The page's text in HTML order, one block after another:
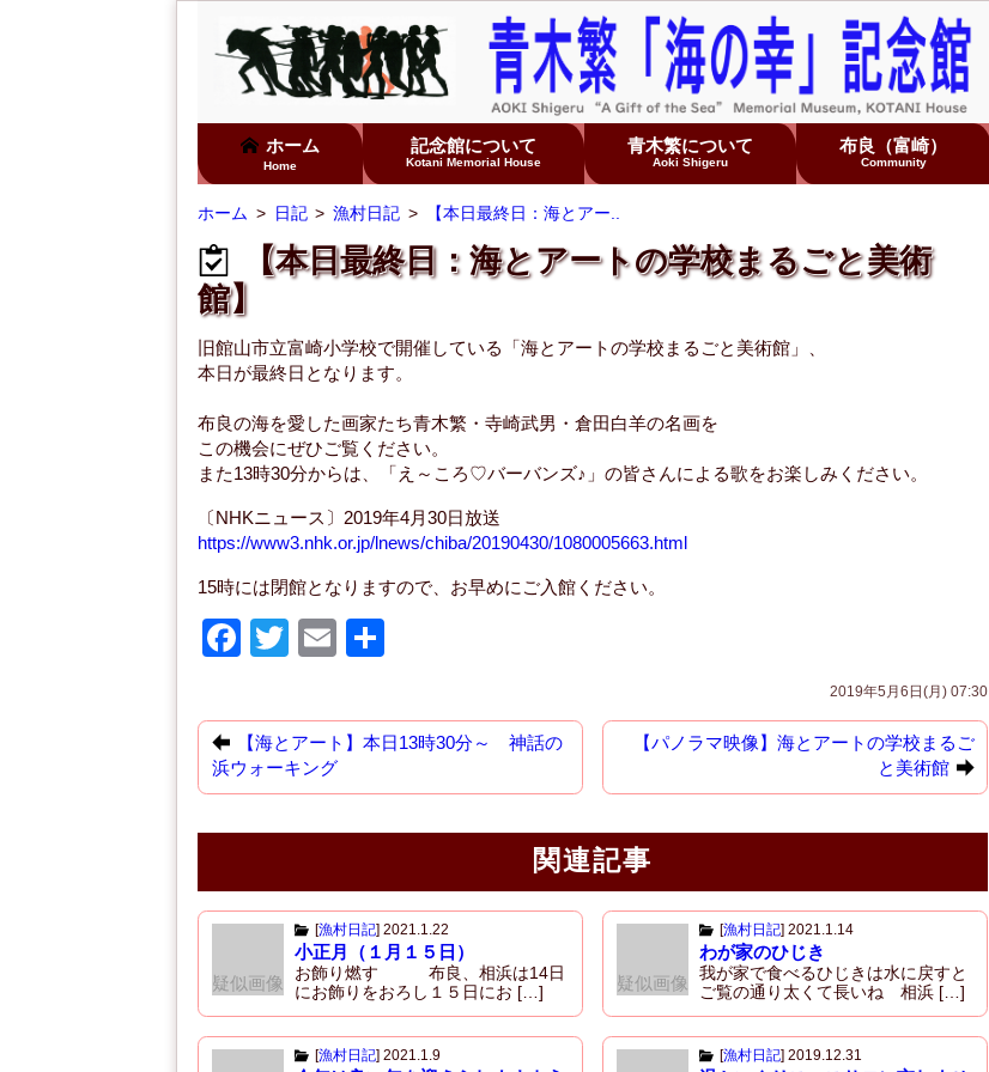
ホーム
Home
記念館について
Kotani Memorial House
青木繁について
Aoki Shigeru
布良（富崎）
Community
ホーム 日記 漁村日記 【本日最終日：海とアー..
【本日最終日：海とアートの学校まるごと美術
館】
旧館山市立富崎小学校で開催している「海とアートの学校まるごと美術館」、
本日が最終日となります。
布良の海を愛した画家たち青木繁・寺崎武男・倉田白羊の名画を
この機会にぜひご覧ください。
また13時30分からは、「え～ころ♡バーバンズ♪」の皆さんによる歌をお楽しみください。
〔NHKニュース〕2019年4月30日放送
https://www3.nhk.or.jp/lnews/chiba/20190430/1080005663.html
15時には閉館となりますので、お早めにご入館ください。
F
c
e
b
o
k
T
tt
er
E
ail
2019年5月6日(月) 07:30
【海とアート】本日13時30分～ 神話の
浜ウォーキング
【パノラマ映像】海とアートの学校まるご
と美術館
関連記事
疑似画像
[漁村日記] 2021.1.22
小正月（１月１５日）
お飾り燃す 布良、相浜は14日
にお飾りをおろし１５日にお […]
疑似画像
[漁村日記] 2021.1.14
わが家のひじき
我が家で食べるひじきは水に戻すと
ご覧の通り太くて長いね 相浜 […]
[漁村日記] 2021.1.9 [漁村日記] 2019.12.31